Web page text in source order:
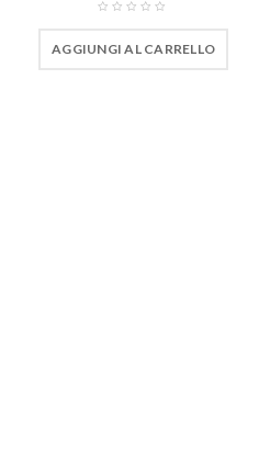
AGGIUNGI AL CARRELLO